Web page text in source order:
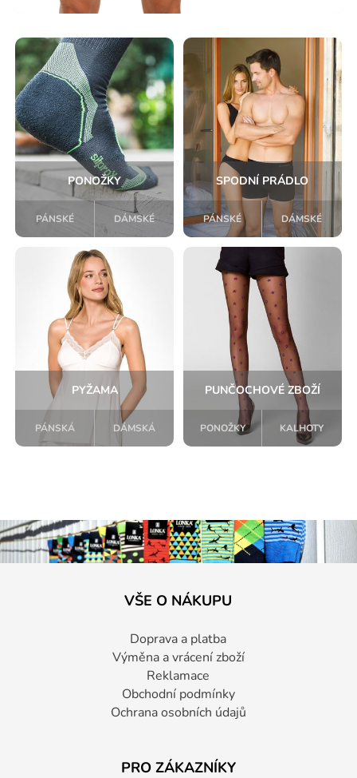
PONOŽKY
PÁNSKÉ DÁMSKÉ
SPODNÍ PRÁDLO
PÁNSKÉ DÁMSKÉ
PYŽAMA
PÁNSKÁ DÁMSKÁ
PUNČOCHOVÉ ZBOŽÍ
PONOŽKY KALHOTY
VŠE O NÁKUPU
Doprava a platba
Výměna a vrácení zboží
Reklamace
Obchodní podmínky
Ochrana osobních údajů
PRO ZÁKAZNÍKY